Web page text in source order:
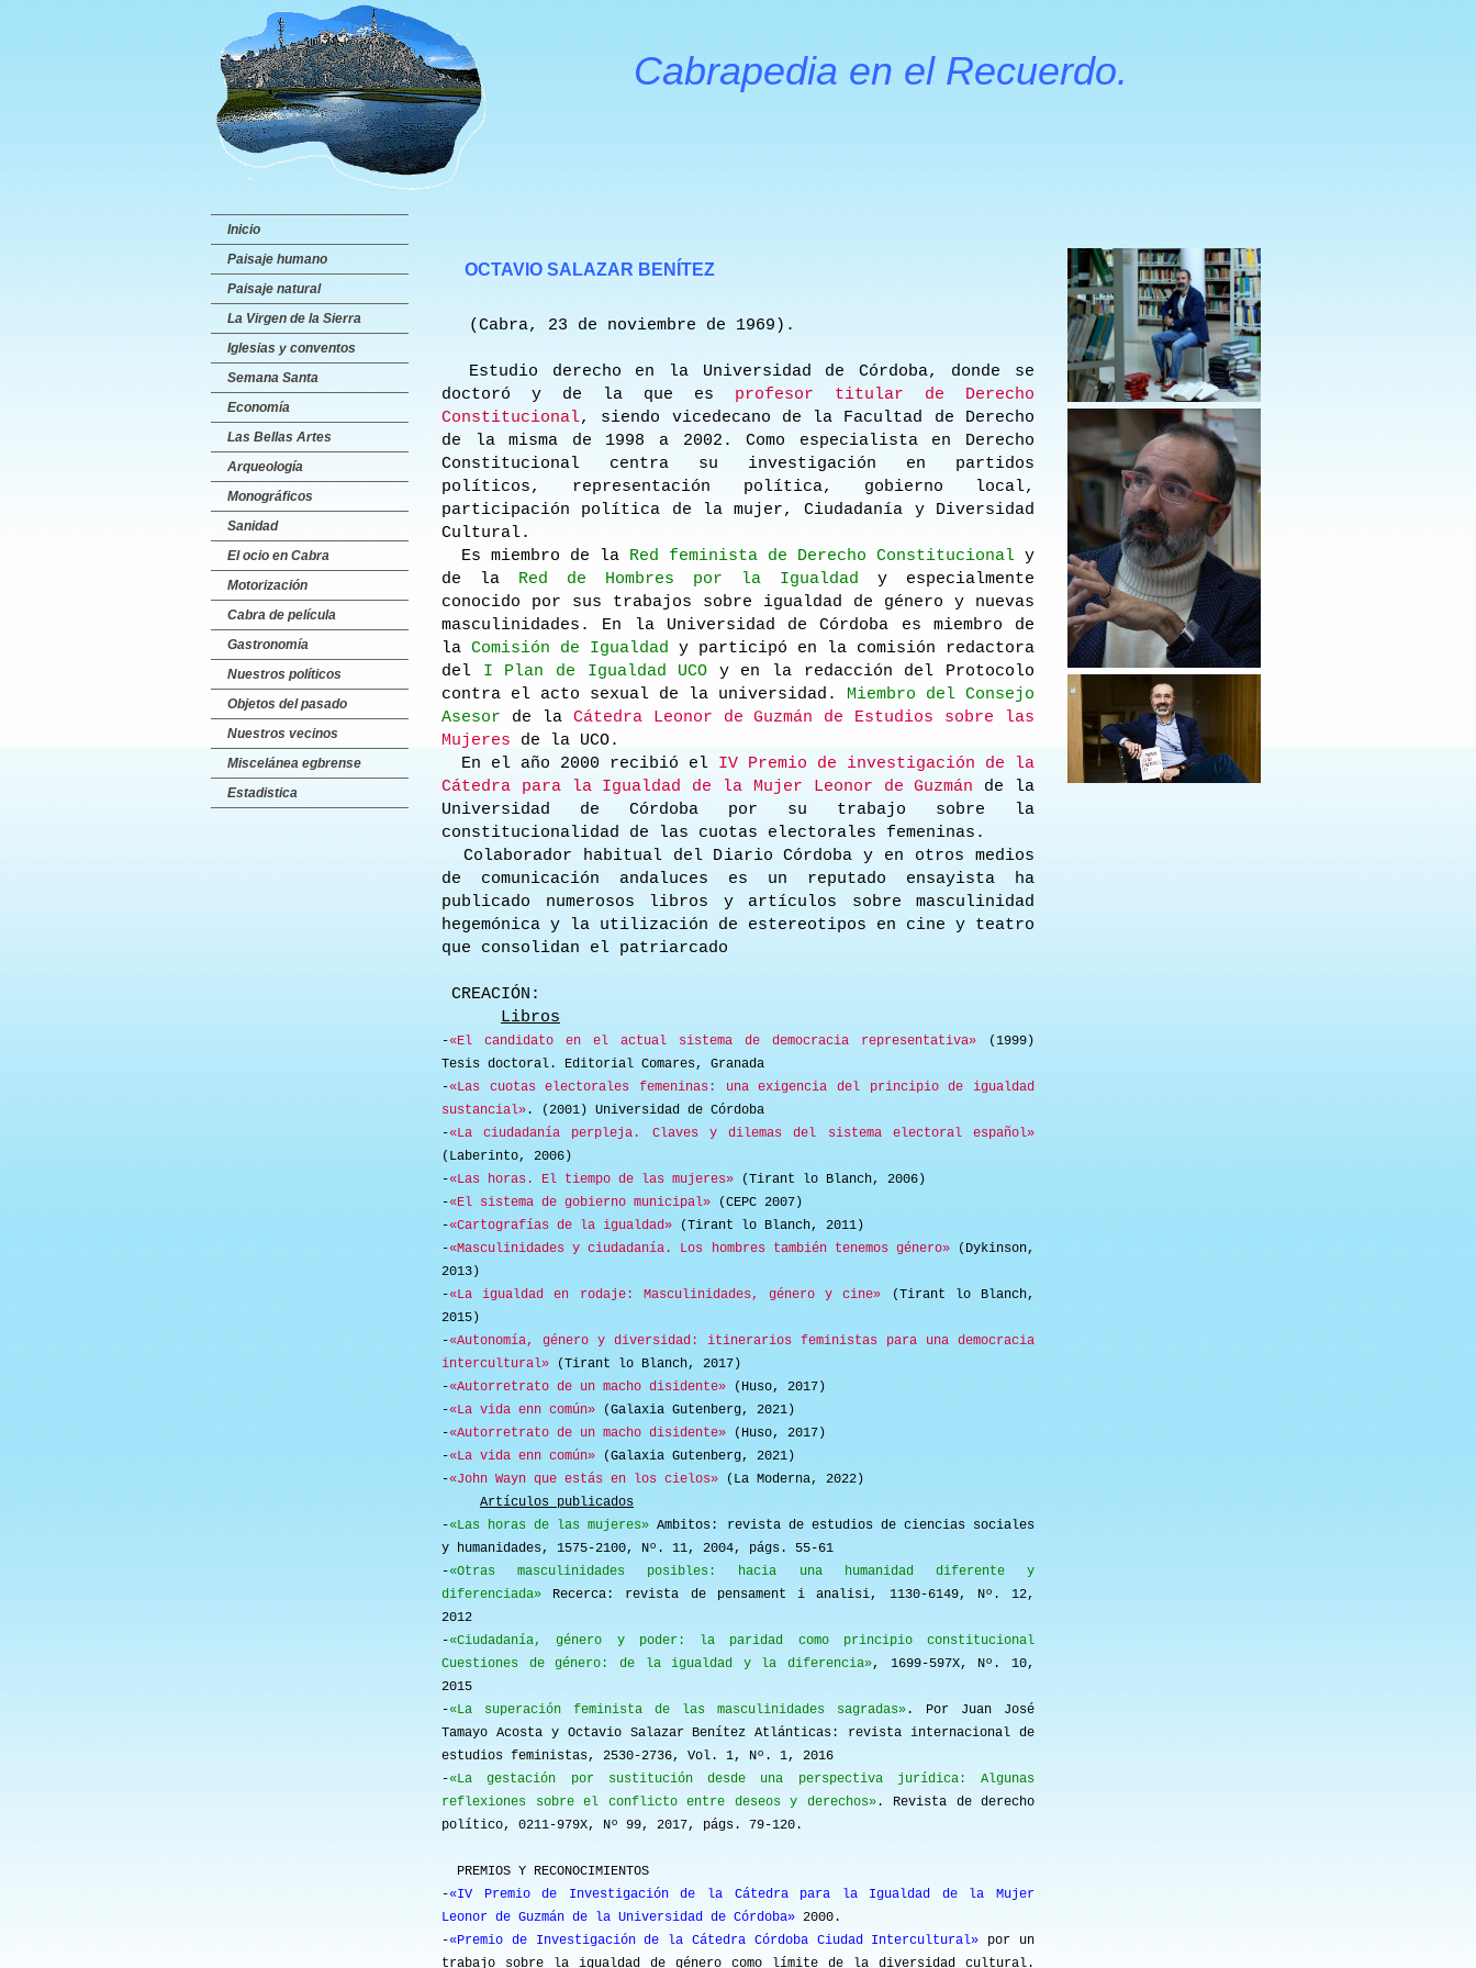
Cabrapedia en el Recuerdo.
Inicio
Paisaje humano
Paisaje natural
La Virgen de la Sierra
Iglesias y conventos
Semana Santa
Economía
Las Bellas Artes
Arqueología
Monográficos
Sanidad
El ocio en Cabra
Motorización
Cabra de película
Gastronomía
Nuestros políticos
Objetos del pasado
Nuestros vecinos
Miscelánea egbrense
Estadistica
OCTAVIO SALAZAR BENÍTEZ
(Cabra, 23 de noviembre de 1969).
Estudio derecho en la Universidad de Córdoba, donde se
doctoró y de la que es profesor titular de Derecho
Constitucional, siendo vicedecano de la Facultad de Derecho
de la misma de 1998 a 2002. Como especialista en Derecho
Constitucional centra su investigación en partidos
políticos, representación política, gobierno local,
participación política de la mujer, Ciudadanía y Diversidad
Cultural.
Es miembro de la Red feminista de Derecho Constitucional y
de la Red de Hombres por la Igualdad y especialmente
conocido por sus trabajos sobre igualdad de género y nuevas
masculinidades. En la Universidad de Córdoba es miembro de
la Comisión de Igualdad y participó en la comisión redactora
del I Plan de Igualdad UCO y en la redacción del Protocolo
contra el acto sexual de la universidad. Miembro del Consejo
Asesor de la Cátedra Leonor de Guzmán de Estudios sobre las
Mujeres de la UCO.
En el año 2000 recibió el IV Premio de investigación de la
Cátedra para la Igualdad de la Mujer Leonor de Guzmán de la
Universidad de Córdoba por su trabajo sobre la
constitucionalidad de las cuotas electorales femeninas.
Colaborador habitual del Diario Córdoba y en otros medios
de comunicación andaluces es un reputado ensayista ha
publicado numerosos libros y artículos sobre masculinidad
hegemónica y la utilización de estereotipos en cine y teatro
que consolidan el patriarcado
CREACIÓN:
Libros
-«El candidato en el actual sistema de democracia representativa» (1999)
Tesis doctoral. Editorial Comares, Granada
-«Las cuotas electorales femeninas: una exigencia del principio de igualdad
sustancial». (2001) Universidad de Córdoba
-«La ciudadanía perpleja. Claves y dilemas del sistema electoral español»
(Laberinto, 2006)
-«Las horas. El tiempo de las mujeres» (Tirant lo Blanch, 2006)
-«El sistema de gobierno municipal» (CEPC 2007)
-«Cartografías de la igualdad» (Tirant lo Blanch, 2011)
-«Masculinidades y ciudadanía. Los hombres también tenemos género»(Dykinson,
2013)
-«La igualdad en rodaje: Masculinidades, género y cine» (Tirant lo Blanch,
2015)
-«Autonomía, género y diversidad: itinerarios feministas para una democracia
intercultural» (Tirant lo Blanch, 2017)
-«Autorretrato de un macho disidente» (Huso, 2017)
-«La vida enn común» (Galaxia Gutenberg, 2021)
-«Autorretrato de un macho disidente» (Huso, 2017)
-«La vida enn común» (Galaxia Gutenberg, 2021)
-«John Wayn que estás en los cielos» (La Moderna, 2022)
Artículos publicados
-«Las horas de las mujeres» Ambitos: revista de estudios de ciencias sociales
y humanidades, 1575-2100, Nº. 11, 2004, págs. 55-61
-«Otras masculinidades posibles: hacia una humanidad diferente y
diferenciada» Recerca: revista de pensament i analisi, 1130-6149, Nº. 12,
2012
-«Ciudadanía, género y poder: la paridad como principio constitucional
Cuestiones de género: de la igualdad y la diferencia», 1699-597X, Nº. 10,
2015
-«La superación feminista de las masculinidades sagradas». Por Juan José
Tamayo Acosta y Octavio Salazar Benítez Atlánticas: revista internacional de
estudios feministas, 2530-2736, Vol. 1, Nº. 1, 2016
-«La gestación por sustitución desde una perspectiva jurídica: Algunas
reflexiones sobre el conflicto entre deseos y derechos». Revista de derecho
político, 0211-979X, Nº 99, 2017, págs. 79-120.
PREMIOS Y RECONOCIMIENTOS
-«IV Premio de Investigación de la Cátedra para la Igualdad de la Mujer
Leonor de Guzmán de la Universidad de Córdoba» 2000.
-«Premio de Investigación de la Cátedra Córdoba Ciudad Intercultural» por un
trabajo sobre la igualdad de género como límite de la diversidad cultural.